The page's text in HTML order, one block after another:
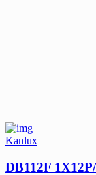
Kanlux
DB112F